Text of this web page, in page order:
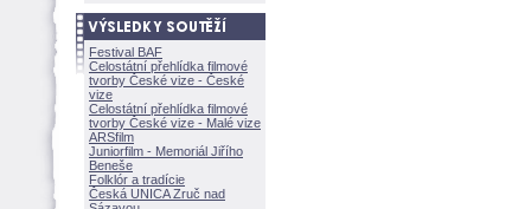
Festival BAF
Celostátní přehlídka filmové
tvorby České vize - České
vize
Celostátní přehlídka filmové
tvorby České vize - Malé vize
ARSfilm
Juniorfilm - Memoriál Jiřího
Beneše
Folklór a tradície
Česká UNICA Zruč nad